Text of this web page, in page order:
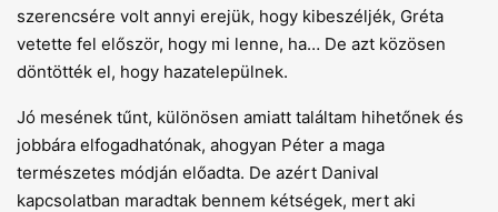
szerencsére volt annyi erejük, hogy kibeszéljék, Gréta
vetette fel először, hogy mi lenne, ha… De azt közösen
döntötték el, hogy hazatelepülnek.
Jó mesének tűnt, különösen amiatt találtam hihetőnek és
jobbára elfogadhatónak, ahogyan Péter a maga
természetes módján előadta. De azért Danival
kapcsolatban maradtak bennem kétségek, mert aki